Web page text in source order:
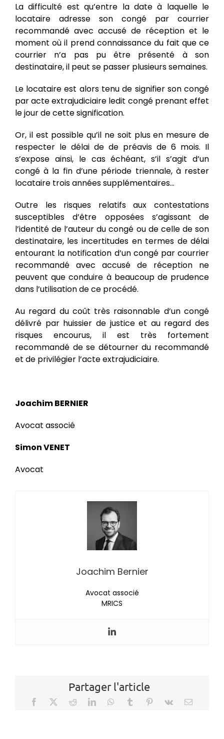
La difficulté est qu’entre la date à laquelle le
locataire adresse son congé par courrier
recommandé avec accusé de réception et le
moment où il prend connaissance du fait que ce
courrier n’a pas pu être présenté à son
destinataire, il peut se passer plusieurs semaines.
Le locataire est alors tenu de signifier son congé
par acte extrajudiciaire ledit congé prenant effet
le jour de cette signification.
Or, il est possible qu’il ne soit plus en mesure de
respecter le délai de de préavis de 6 mois. Il
s’expose ainsi, le cas échéant, s’il s’agit d’un
congé à la fin d’une période triennale, à rester
locataire trois années supplémentaires…
Outre les risques relatifs aux contestations
susceptibles d’être opposées s’agissant de
l’identité de l’auteur du congé ou de celle de son
destinataire, les incertitudes en termes de délai
entourant la notification d’un congé par courrier
recommandé avec accusé de réception ne
peuvent que conduire à beaucoup de prudence
dans l’utilisation de ce procédé.
Au regard du coût très raisonnable d’un congé
délivré par huissier de justice et au regard des
risques encourus, il est très fortement
recommandé de se détourner du recommandé
et de privilégier l’acte extrajudiciaire.
Joachim BERNIER
Avocat associé
Simon VENET
Avocat
Joachim Bernier
Avocat associé
MRICS
Partager l'article